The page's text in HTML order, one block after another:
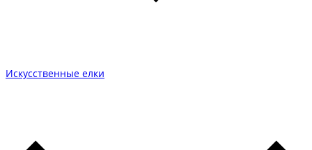
Искусственные елки